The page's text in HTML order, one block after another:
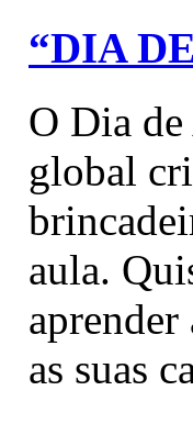
“DIA
O Dia
global
aula.
as suas